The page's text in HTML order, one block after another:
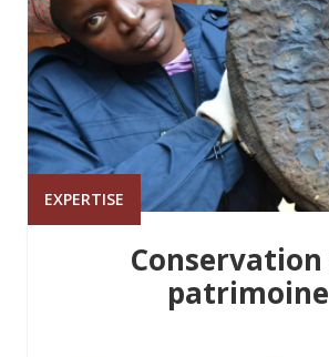
EXPERTISE
Conservation
patrimoine